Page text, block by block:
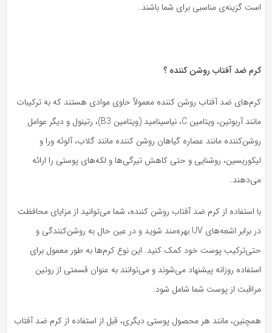
گزینه‌ی مناسبی برای شما باشند.
ضد آفتاب روشن کننده ؟
ضد آفتاب روشن کننده معمولاً حاوی موادی هستند که به ترکیبات
مانند آربوتین، ویتامین C، نیاسینامید (ویتامین B3)، رتینول و دیگر عوامل
مانند عصاره گیاهان روشن کننده مانند گلاب، آلوئه ورا و
روشنایی و حتی کاهش تیرگی‌ها و لکه‌های پوستی را ارائه
استفاده از کرم ضد آفتاب روشن کننده، شما می‌توانید از مزایای محافظت
در برابر اشعه‌های UV بهره‌مند شوید و در عین حال به روشن‌کنندگی و
پوست خود کمک کنید. این نوع کرم‌ها به طور معمول برای
روزانه پیشنهاد می‌شوند و می‌توانند به عنوان قسمتی از روتین
از پوست شما شامل شود.
مانند هر محصول پوستی دیگری، قبل از استفاده از کرم ضد آفتاب